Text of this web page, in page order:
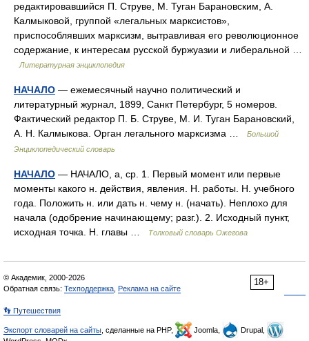
редактировавшийся П. Струве, М. Туган Барановским, А.
Калмыковой, группой «легальных марксистов»,
приспособлявших марксизм, вытравливая его революционное
содержание, к интересам русской буржуазии и либеральной …
Литературная энциклопедия
НАЧАЛО — ежемесячный научно политический и
литературный журнал, 1899, Санкт Петербург, 5 номеров.
Фактический редактор П. Б. Струве, М. И. Туган Барановский,
А. Н. Калмыкова. Орган легального марксизма …
Большой
Энциклопедический словарь
НАЧАЛО — НАЧАЛО, а, ср. 1. Первый момент или первые
моменты какого н. действия, явления. Н. работы. Н. учебного
года. Положить н. или дать н. чему н. (начать). Неплохо для
начала (одобрение начинающему; разг.). 2. Исходный пункт,
исходная точка. Н. главы …
Толковый словарь Ожегова
18+
© Академик, 2000-2026
Обратная связь: Техподдержка Реклама на сайте
👣 Путешествия
Экспорт словарей на сайты , сделанные на PHP, Joomla,
Drupal,